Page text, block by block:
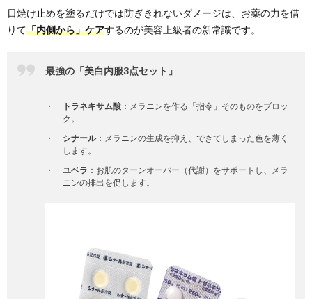
日焼け止めを塗るだけでは防ぎきれないダメージは、お薬の力を借
りて「内側から」ケアするのが美容上級者の新常識です。
最強の「美白内服3点セット」
トラネキサム酸 ：メラニンを作る「指令」そのものをブロッ
ク。
シナール：メラニンの生成を抑え、できてしまった色を薄く
します。
ユベラ ：お肌のターンオーバー（代謝）をサポートし、メラ
ニンの排出を促します。